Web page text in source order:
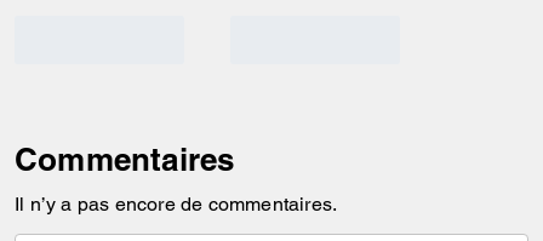
Commentaires
Il n’y a pas encore de commentaires.